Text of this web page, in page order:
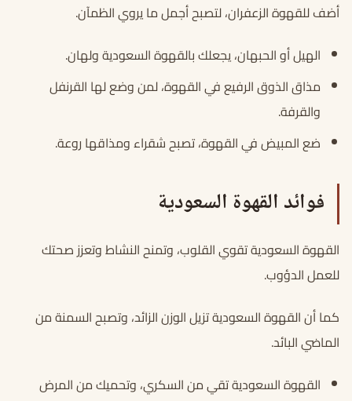
أضف للقهوة الزعفران، لتصبح أجمل ما يروي الظمآن.
الهيل أو الحبهان، يجعلك بالقهوة السعودية ولهان.
مذاق الذوق الرفيع في القهوة، لمن وضع لها القرنفل
والقرفة.
ضع المبيض في القهوة، تصبح شقراء ومذاقها روعة.
فوائد القهوة السعودية
القهوة السعودية تقوي القلوب، وتمنح النشاط وتعزز صحتك
للعمل الدؤوب.
كما أن القهوة السعودية تزيل الوزن الزائد، وتصبح السمنة من
الماضي البائد.
القهوة السعودية تقي من السكري، وتحميك من المرض